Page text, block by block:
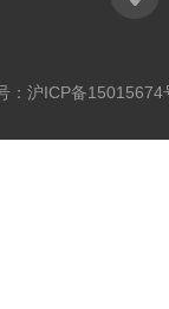
： 沪ICP备15015674